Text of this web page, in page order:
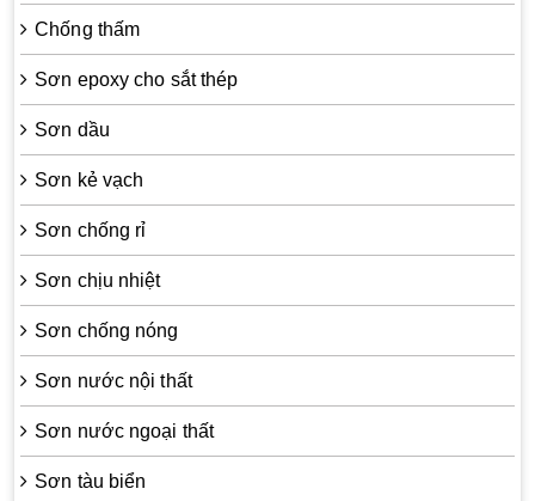
Chống thấm
Sơn epoxy cho sắt thép
Sơn dầu
Sơn kẻ vạch
Sơn chống rỉ
Sơn chịu nhiệt
Sơn chống nóng
Sơn nước nội thất
Sơn nước ngoại thất
Sơn tàu biển